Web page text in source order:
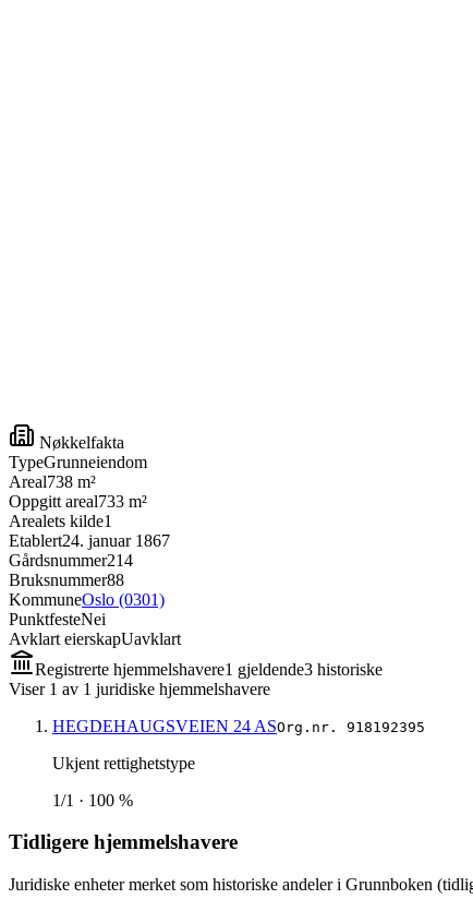
Nøkkelfakta
TypeGrunneiendom
Areal738 m²
Oppgitt areal733 m²
Arealets kilde1
Etablert24. januar 1867
Gårdsnummer214
Bruksnummer88
KommuneOslo (0301)
PunktfesteNei
Avklart eierskapUavklart
Registrerte hjemmelshavere1 gjeldende3 historiske
Viser 1 av 1 juridiske hjemmelshavere
HEGDEHAUGSVEIEN 24 ASOrg.nr. 918192395
Ukjent rettighetstype
1/1 · 100 %
Tidligere hjemmelshavere
Juridiske enheter merket som historiske andeler i Grunnboken